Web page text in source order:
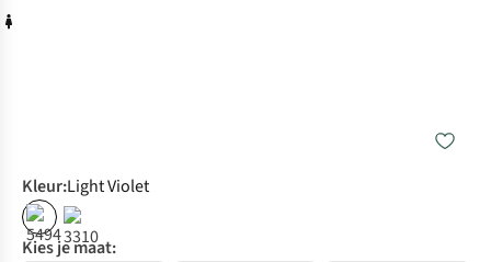
Kleur:Light Violet
Kies je maat: